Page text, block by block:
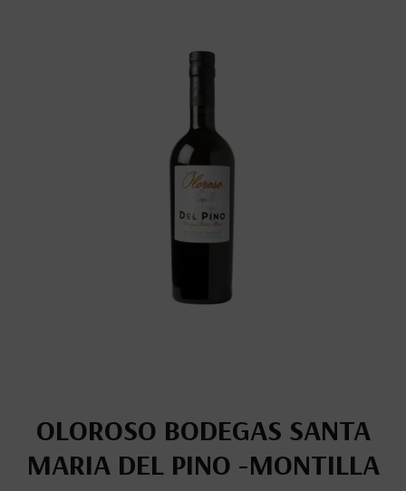
OLOROSO BODEGAS SANTA
MARIA DEL PINO -MONTILLA